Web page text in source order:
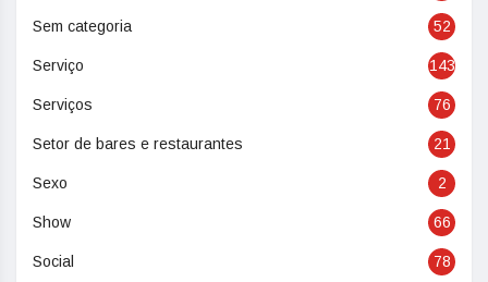
Sem categoria 52
Serviço 143
Serviços 76
Setor de bares e restaurantes 21
Sexo 2
Show 66
Social 78